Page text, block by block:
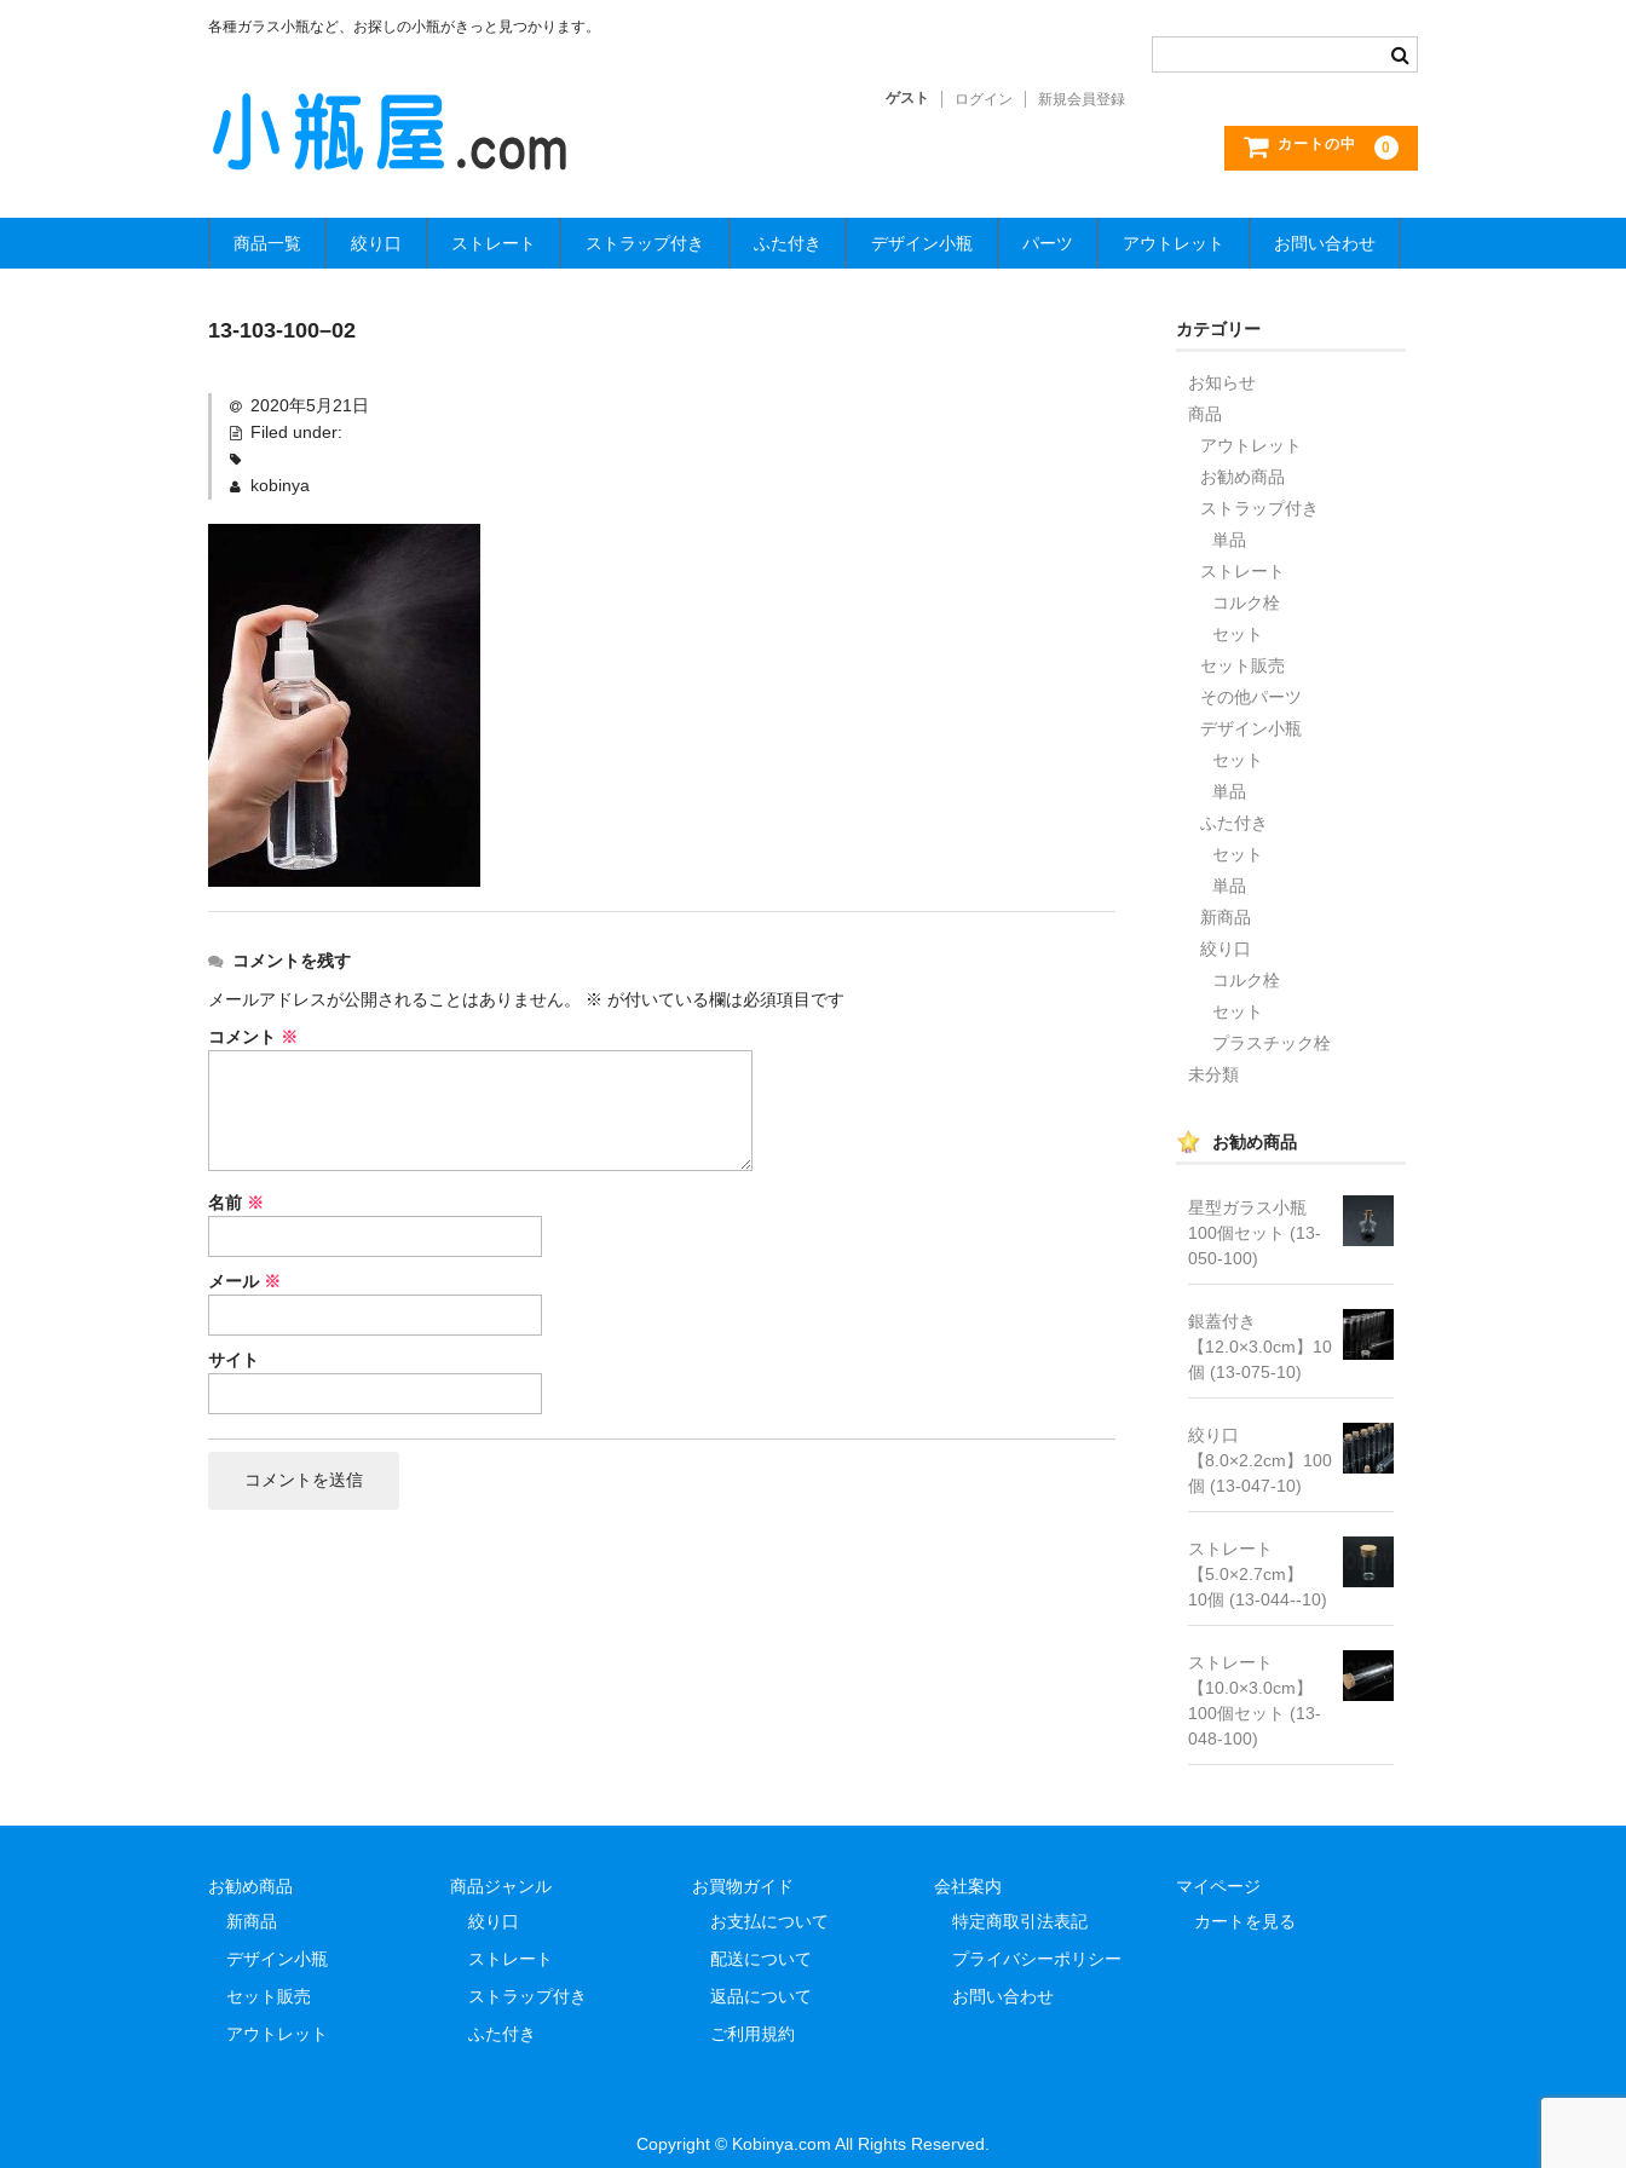
各種ガラス小瓶など、お探しの小瓶がきっと見つかります。
ゲスト ログイン 新規会員登録
カートの中 0
商品一覧 絞り口 ストレート ストラップ付き ふた付き デザイン小瓶 パーツ アウトレット お問い合わせ
13-103-100–02
2020年5月21日
Filed under:
kobinya
コメントを残す
メールアドレスが公開されることはありません。
※ が付いている欄は必須項目です
コメント ※
名前 ※
メール ※
サイト
カテゴリー
お知らせ
商品
アウトレット
お勧め商品
ストラップ付き
単品
ストレート
コルク栓
セット
セット販売
その他パーツ
デザイン小瓶
セット
単品
ふた付き
セット
単品
新商品
絞り口
コルク栓
セット
プラスチック栓
未分類
お勧め商品
星型ガラス小瓶
100個セット (13-
050-100)
銀蓋付き
【12.0×3.0cm】10
個 (13-075-10)
絞り口
【8.0×2.2cm】100
個 (13-047-10)
ストレート
【5.0×2.7cm】
10個 (13-044--10)
ストレート
【10.0×3.0cm】
100個セット (13-
048-100)
お勧め商品
新商品
デザイン小瓶
セット販売
アウトレット
商品ジャンル
絞り口
ストレート
ストラップ付き
ふた付き
お買物ガイド
お支払について
配送について
返品について
ご利用規約
会社案内
特定商取引法表記
プライバシーポリシー
お問い合わせ
マイページ
カートを見る
Copyright © Kobinya.com All Rights Reserved.